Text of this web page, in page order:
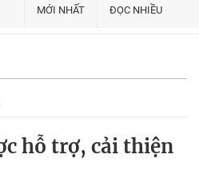
MỚI NHẤT ĐỌC NHIỀU
hỗ trợ, cải thiện